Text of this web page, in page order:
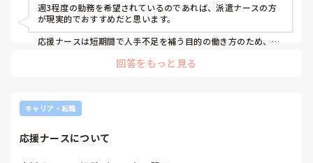
週3程度の勤務を希望されているのであれば、派遣ナースの方
が現実的でおすすめだと思います。
応援ナースは短期間で人手不足を補う目的の働き方のため、フ
が多いです。そのため「週3程度」「無理のないペース」で働
方の条件を事前に相談・調整しやすいのが大きなメリットで
す。家庭やプライベートと両立しながら働きたい方や、ブラン
回答をもっと見る
キャリア・転職
応援ナースについて